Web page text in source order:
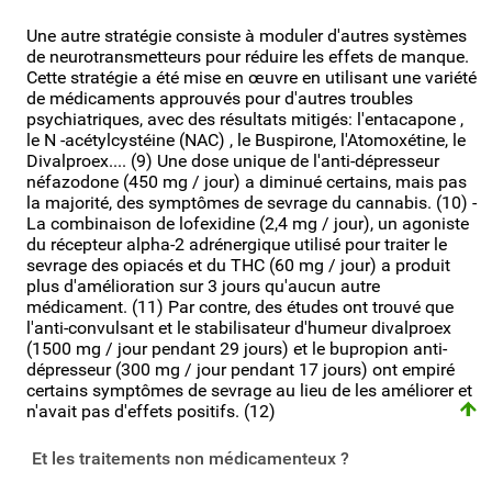
Une autre stratégie consiste à moduler d'autres systèmes
de neurotransmetteurs pour réduire les effets de manque.
Cette stratégie a été mise en œuvre en utilisant une variété
de médicaments approuvés pour d'autres troubles
psychiatriques, avec des résultats mitigés: l'entacapone ,
le N -acétylcystéine (NAC) , le Buspirone, l'Atomoxétine, le
Divalproex.... (9) Une dose unique de l'anti-dépresseur
néfazodone (450 mg / jour) a diminué certains, mais pas
la majorité, des symptômes de sevrage du cannabis. (10) -
La combinaison de lofexidine (2,4 mg / jour), un agoniste
du récepteur alpha-2 adrénergique utilisé pour traiter le
sevrage des opiacés et du THC (60 mg / jour) a produit
plus d'amélioration sur 3 jours qu'aucun autre
médicament. (11) Par contre, des études ont trouvé que
l'anti-convulsant et le stabilisateur d'humeur divalproex
(1500 mg / jour pendant 29 jours) et le bupropion anti-
dépresseur (300 mg / jour pendant 17 jours) ont empiré
certains symptômes de sevrage au lieu de les améliorer et
n'avait pas d'effets positifs. (12)
Et les traitements non médicamenteux ?